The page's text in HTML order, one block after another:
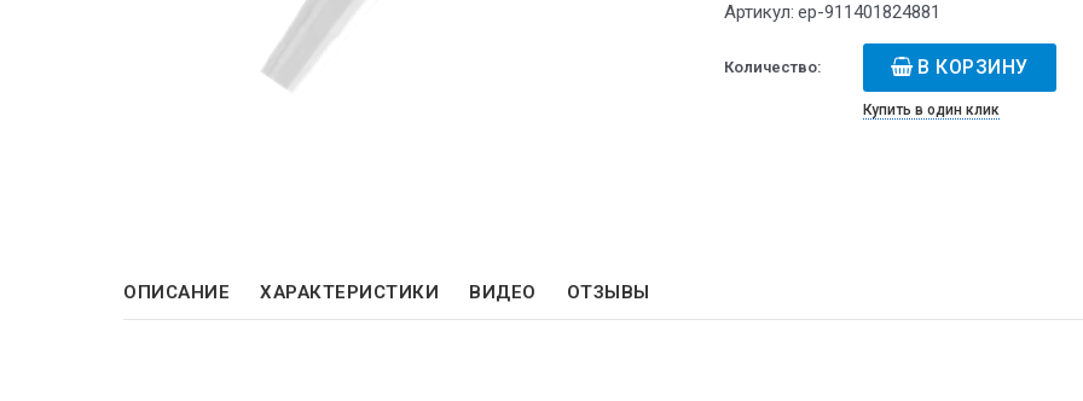
Артикул: ep-911401824881
Количество: В КОРЗИНУ
Купить в один клик
ОПИСАНИЕ ХАРАКТЕРИСТИКИ ВИДЕО ОТЗЫВЫ